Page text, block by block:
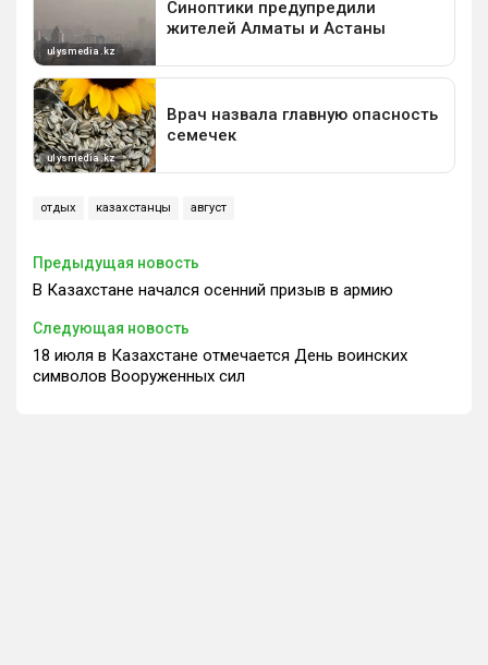
отдых казахстанцы август
Предыдущая новость
В Казахстане начался осенний призыв в армию
Следующая новость
18 июля в Казахстане отмечается День воинских
символов Вооруженных сил